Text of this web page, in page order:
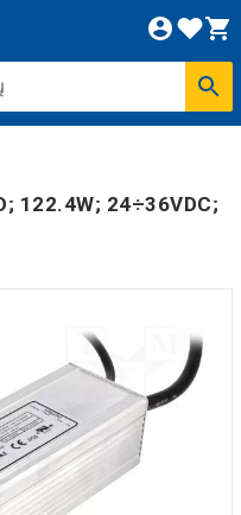
122.4W; 24÷36VDC;